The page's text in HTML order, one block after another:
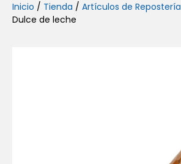
Inicio / Tienda / Artículos de Repostería
Dulce de leche